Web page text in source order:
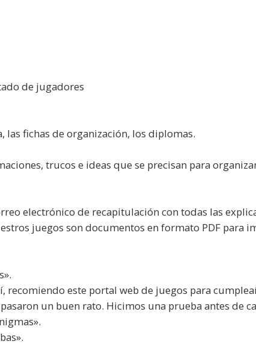
de jugadores
fichas de organización, los diplomas.
trucos e ideas que se precisan para
electrónico de recapitulación con todas las
juegos son documentos en formato PDF para
recomiendo este portal web de juegos para
un buen rato. Hicimos una prueba antes de